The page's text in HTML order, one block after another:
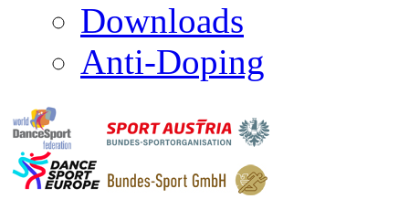
Downloads
Anti-Doping